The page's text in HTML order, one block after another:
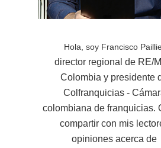
Hola, soy Francisco
director regional de RE/
Colombia y presidente
Colfranquicias -
colombiana de franquicias.
compartir con mis
opiniones acerca de